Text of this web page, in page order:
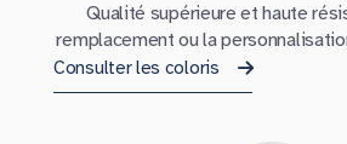
Qualité supérieure et haute
remplacement ou la
Consulter les coloris